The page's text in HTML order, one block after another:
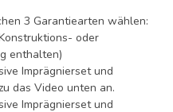
3 Garantiearten wählen:
oder
enthalten)
Imprägnierset und
das Video unten an.
Imprägnierset und